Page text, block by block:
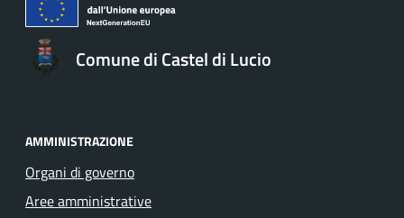
Comune di Castel di Lucio
AMMINISTRAZIONE
Organi di governo
Aree amministrative